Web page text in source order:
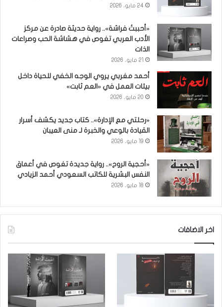
24 مايو، 2026
«أحببتُ فراشة».. رواية حديثة صادرة عن مركز
الأدب العربي تغوص في هشاشة الحب وصراعات
الذات
21 مايو، 2026
أحمد مغربي يروي الوجه الخفي للحياة داخل
بيئات العمل في «العم ثابت»
20 مايو، 2026
«رحلتي مع الإدارة».. كتاب جديد يكشف أسرار
القيادة بالوعي والخبرة لـ منى العيبان
19 مايو، 2026
«أحجية الروح».. رواية جديدة تغوص في أعماق
النفس البشرية للكاتب السعودي أحمد الزيادي
18 مايو، 2026
اخر الاضافات